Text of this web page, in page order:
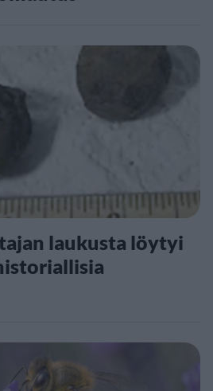
laukusta löytyi